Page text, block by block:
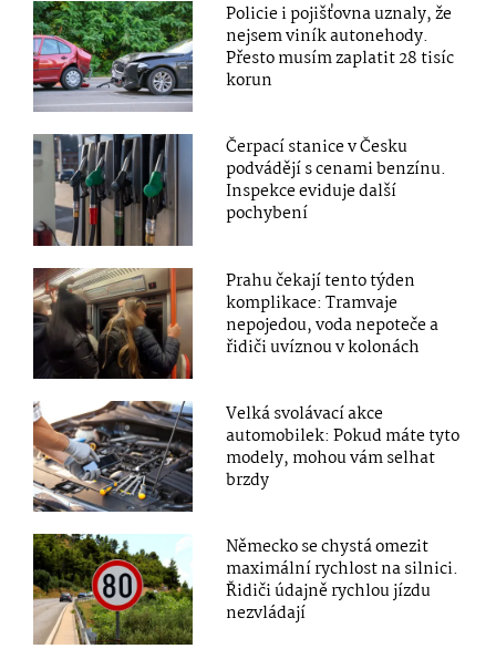
Policie i pojišťovna uznaly, že
nejsem viník autonehody.
Přesto musím zaplatit 28 tisíc
korun
Čerpací stanice v Česku
podvádějí s cenami benzínu.
Inspekce eviduje další
pochybení
Prahu čekají tento týden
komplikace: Tramvaje
nepojedou, voda nepoteče a
řidiči uvíznou v kolonách
Velká svolávací akce
automobilek: Pokud máte tyto
modely, mohou vám selhat
brzdy
Německo se chystá omezit
maximální rychlost na silnici.
Řidiči údajně rychlou jízdu
nezvládají